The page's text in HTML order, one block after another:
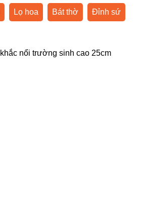
Lọ hoa Bát thờ Đỉnh sứ